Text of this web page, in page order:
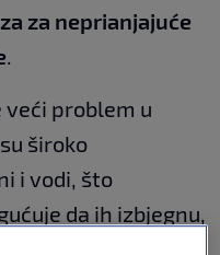
za neprianjajuće
.
veći problem u
široko
i vodi, što
da ih izbjegnu,